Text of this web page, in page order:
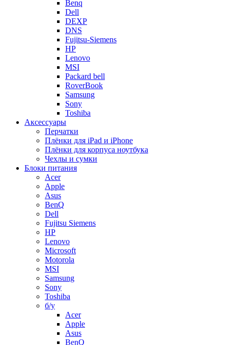
Benq
Dell
DEXP
DNS
Fujitsu-Siemens
HP
Lenovo
MSI
Packard bell
RoverBook
Samsung
Sony
Toshiba
Аксессуары
Перчатки
Плёнки для iPad и iPhone
Плёнки для корпуса ноутбука
Чехлы и сумки
Блоки питания
Acer
Apple
Asus
BenQ
Dell
Fujitsu Siemens
HP
Lenovo
Microsoft
Motorola
MSI
Samsung
Sony
Toshiba
б/у
Acer
Apple
Asus
BenQ